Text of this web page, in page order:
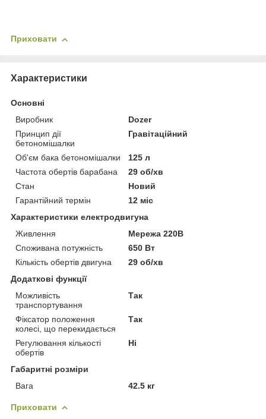
Приховати
Характеристики
Основні
Виробник
Dozer
Принцип дії
бетономішалки
Гравітаційний
Об'єм бака бетономішалки
125 л
Частота обертів барабана
29 об/хв
Стан
Новий
Гарантійний термін
12 міс
Характеристики електродвигуна
Живлення
Мережа 220В
Споживана потужність
650 Вт
Кількість обертів двигуна
29 об/хв
Додаткові функції
Можливість
транспортування
Так
Фіксатор положення
колесі, що перекидається
Так
Регулювання кількості
обертів
Ні
Габаритні розміри
Вага
42.5 кг
Приховати